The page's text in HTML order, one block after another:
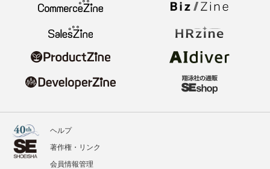
ヘルプ
著作権・リンク
会員情報管理